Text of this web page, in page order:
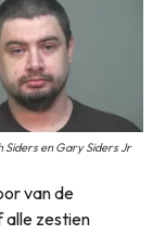
Siders en Gary Siders Jr
van de
alle zestien